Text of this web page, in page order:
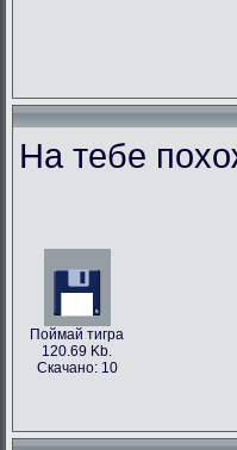
На тебе
Поймай тигра
120.69 Kb.
Скачано: 10